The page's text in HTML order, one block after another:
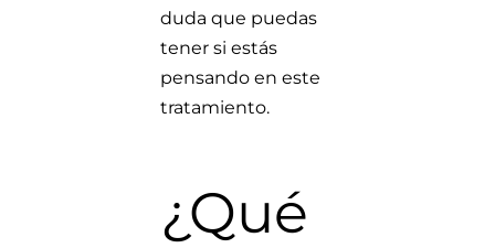
duda que puedas
tener si estás
pensando en este
tratamiento.
¿Qué